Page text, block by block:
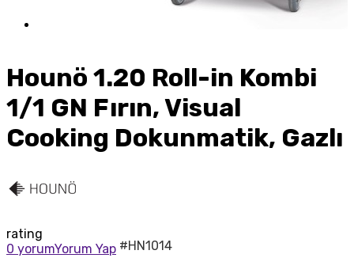
Hounö 1.20 Roll-in Kombi
1/1 GN Fırın, Visual
Cooking Dokunmatik, Gazlı
rating
0 yorumYorum Yap #HN1014